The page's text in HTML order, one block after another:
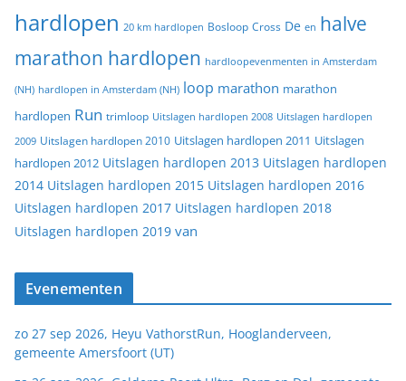
hardlopen 20 km hardlopen Bosloop Cross De en halve
marathon hardlopen hardloopevenmenten in Amsterdam
(NH) hardlopen in Amsterdam (NH) loop marathon marathon
hardlopen Run trimloop Uitslagen hardlopen 2008 Uitslagen hardlopen
2009 Uitslagen hardlopen 2010 Uitslagen hardlopen 2011 Uitslagen
hardlopen 2012 Uitslagen hardlopen 2013 Uitslagen hardlopen
2014 Uitslagen hardlopen 2015 Uitslagen hardlopen 2016
Uitslagen hardlopen 2017 Uitslagen hardlopen 2018
Uitslagen hardlopen 2019 van
Evenementen
zo 27 sep 2026, Heyu VathorstRun, Hooglanderveen,
gemeente Amersfoort (UT)